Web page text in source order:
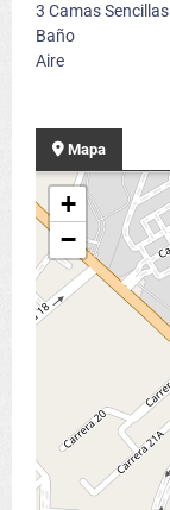
3 Camas Sencillas
Baño
Aire
Mapa
+
−